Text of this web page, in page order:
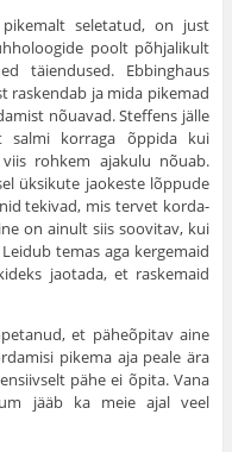
seletatud, on just
poolt põhjalikult
täiendused. Ebbinghaus
rasken­dab ja mida pikemad
nõuavad. Steffens jälle
korraga õppida kui
rohkem ajakulu nõuab.
üksikute jaokeste lõppude
tekivad, mis tervet korda­
on ainult siis soovitav, kui
temas aga kergemaid
jaotada, et raskemaid
et päheõpitav aine
pikema aja peale ära
pähe ei õpita. Vana
jääb ka meie ajal veel